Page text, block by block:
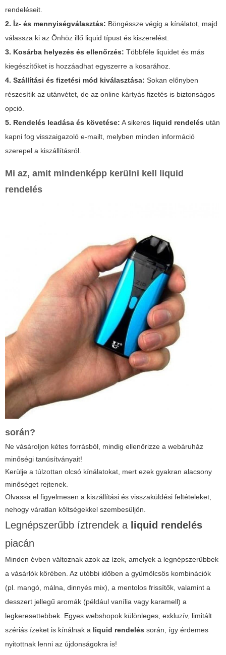
rendeléseit.
2. Íz- és mennyiségválasztás: Böngéssze végig a kínálatot, majd
válassza ki az Önhöz illő liquid típust és kiszerelést.
3. Kosárba helyezés és ellenőrzés: Többféle liquidet és más
kiegészítőket is hozzáadhat egyszerre a kosarához.
4. Szállítási és fizetési mód kiválasztása: Sokan előnyben
részesítik az utánvétet, de az online kártyás fizetés is biztonságos
opció.
5. Rendelés leadása és követése: A sikeres liquid rendelés után
kapni fog visszaigazoló e-mailt, melyben minden információ
szerepel a kiszállításról.
Mi az, amit mindenképp kerülni kell liquid
rendelés
során?
Ne vásároljon kétes forrásból, mindig ellenőrizze a webáruház
minőségi tanúsítványait!
Kerülje a túlzottan olcsó kínálatokat, mert ezek gyakran alacsony
minőséget rejtenek.
Olvassa el figyelmesen a kiszállítási és visszaküldési feltételeket,
nehogy váratlan költségekkel szembesüljön.
Legnépszerűbb íztrendek a liquid rendelés
piacán
Minden évben változnak azok az ízek, amelyek a legnépszerűbbek
a vásárlók körében. Az utóbbi időben a gyümölcsös kombinációk
(pl. mangó, málna, dinnyés mix), a mentolos frissítők, valamint a
desszert jellegű aromák (például vanília vagy karamell) a
legkeresettebbek. Egyes webshopok különleges, exkluzív, limitált
szériás ízeket is kínálnak a liquid rendelés során, így érdemes
nyitottnak lenni az újdonságokra is!